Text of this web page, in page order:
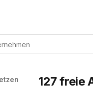
127 freie